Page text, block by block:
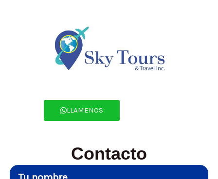
LLAMENOS
Contacto